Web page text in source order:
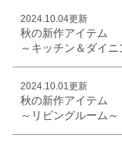
2024.10.04更新
秋の新作アイテム
～キッチン＆ダイニ
2024.10.01更新
秋の新作アイテム
～リビングルーム～